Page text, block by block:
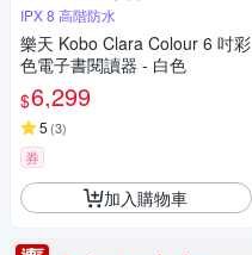
IPX 8 高階防水
樂天 Kobo Clara Colour 6 吋彩
色電子書閱讀器 - 白色
$6,299
5 (3)
券
加入購物車